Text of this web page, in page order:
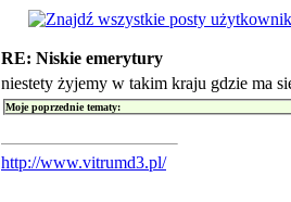
RE: Niskie emerytury
niestety żyjemy w takim kraju gdzie ma
Moje poprzednie tematy:
http://www.vitrumd3.pl/